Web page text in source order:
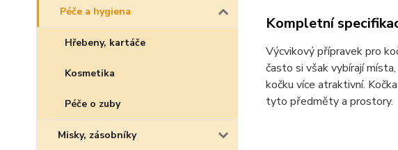
Péče a hygiena
Hřebeny, kartáče
Kosmetika
Péče o zuby
Misky, zásobníky
Kompletní
Výcvikový přípravek pro
často si však vybírají
kočku více atraktivní.
tyto předměty a prostory.